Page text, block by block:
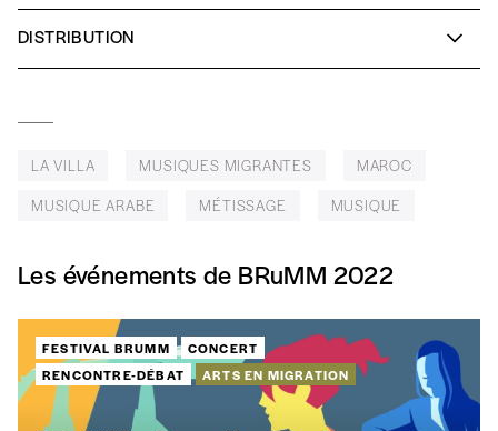
J’offre un abonnement (5 numéros)
Vos coordonnées
Nom*
Organisation
DISTRIBUTION
Mehdiyaclaviers, chant
LA VILLA MUSIQUES MIGRANTES
MAROC
MUSIQUE ARABE
MÉTISSAGE MUSIQUE
Les événements de BRuMM 2022
FESTIVAL BRUMM
CONCERT
RENCONTRE-DÉBAT
ARTS EN MIGRATION